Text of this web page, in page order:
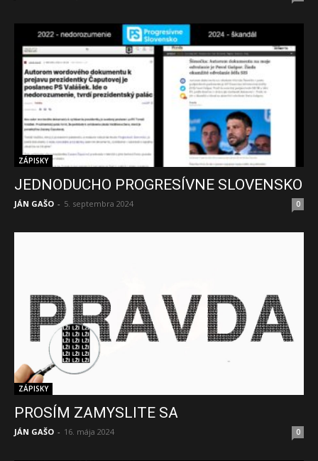
ZÁPISKY
JEDNODUCHO PROGRESÍVNE SLOVENSKO
JÁN GAŠO - 5. septembra 2024 0
ZÁPISKY
PROSÍM ZAMYSLITE SA
JÁN GAŠO - 16. mája 2024 0